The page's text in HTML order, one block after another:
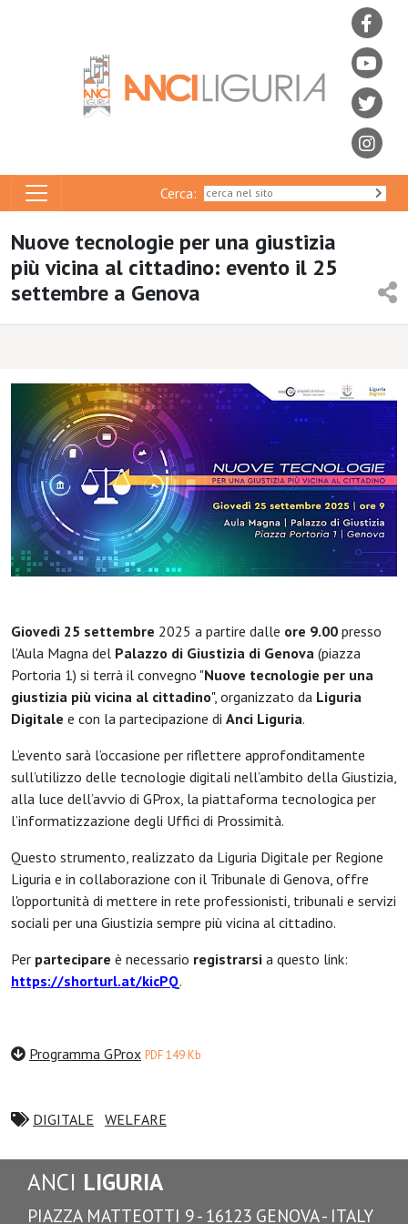
Cerca:
Nuove tecnologie per una giustizia
più vicina al cittadino: evento il 25
settembre a Genova
Giovedì 25 settembre 2025 a partire dalle ore 9.00 presso
l'Aula Magna del Palazzo di Giustizia di Genova (piazza
Portoria 1) si terrà il convegno "Nuove tecnologie per una
giustizia più vicina al cittadino", organizzato da Liguria
Digitale e con la partecipazione di Anci Liguria.
L’evento sarà l’occasione per riflettere approfonditamente
sull’utilizzo delle tecnologie digitali nell’ambito della Giustizia,
alla luce dell’avvio di GProx, la piattaforma tecnologica per
l’informatizzazione degli Uffici di Prossimità.
Questo strumento, realizzato da Liguria Digitale per Regione
Liguria e in collaborazione con il Tribunale di Genova, offre
l'opportunità di mettere in rete professionisti, tribunali e servizi
sociali per una Giustizia sempre più vicina al cittadino.
Per partecipare è necessario registrarsi a questo link:
https://shorturl.at/kicPQ.
Programma GProx PDF 149 Kb
DIGITALE WELFARE
ANCI LIGURIA
PIAZZA MATTEOTTI 9 - 16123 GENOVA - ITALY